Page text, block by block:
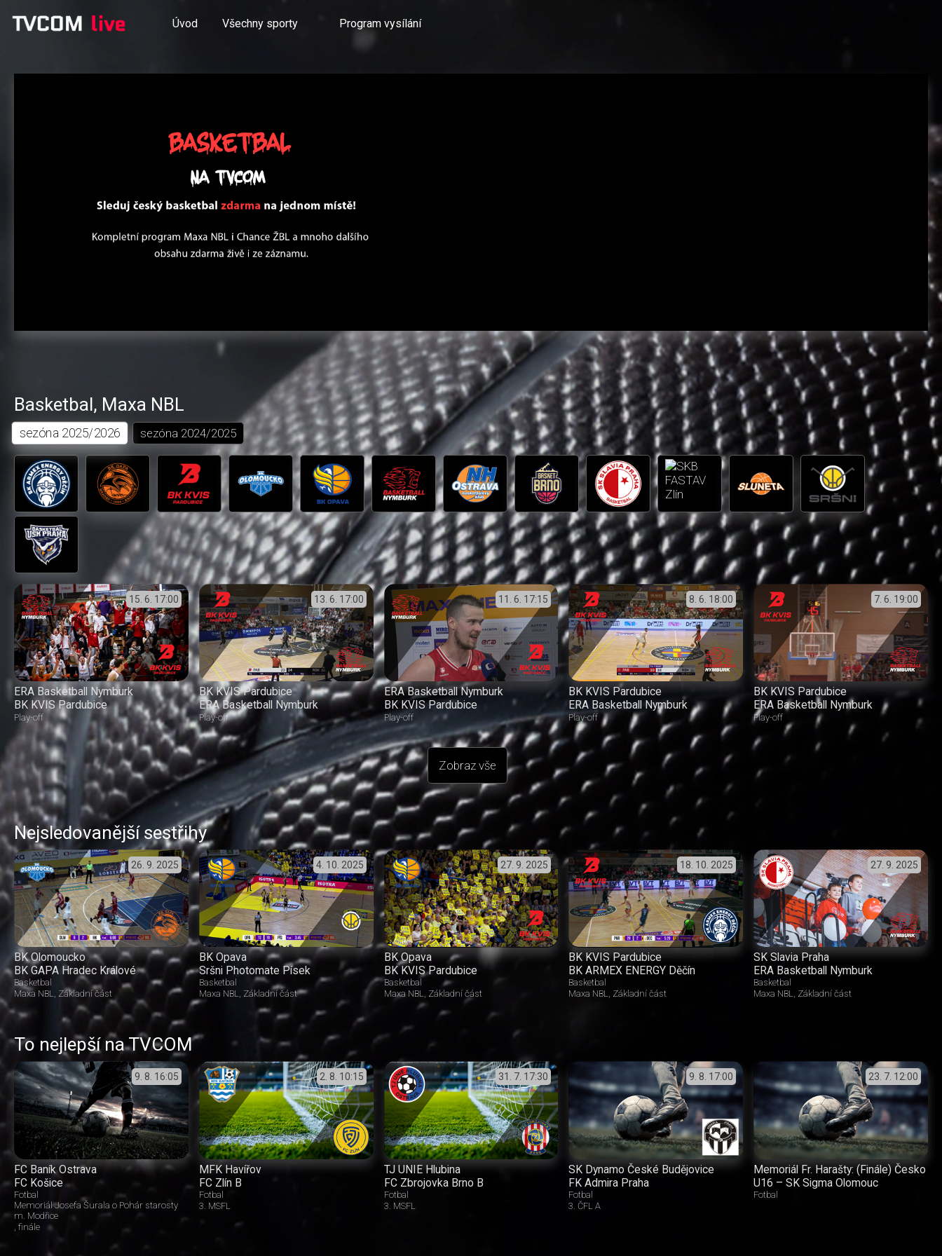
Úvod Všechny sporty Program vysílání
Basketbal, Maxa NBL
sezóna 2025/2026 sezóna 2024/2025
15. 6. 17:00
ERA Basketball Nymburk
BK KVIS Pardubice
Play-off
13. 6. 17:00
BK KVIS Pardubice
ERA Basketball Nymburk
Play-off
11. 6. 17:15
ERA Basketball Nymburk
BK KVIS Pardubice
Play-off
8. 6. 18:00
BK KVIS Pardubice
ERA Basketball Nymburk
Play-off
7. 6. 19:00
BK KVIS Pardubice
ERA Basketball Nymburk
Play-off
Zobraz vše
Nejsledovanější sestřihy
26. 9. 2025
BK Olomoucko
BK GAPA Hradec Králové
Basketbal
Maxa NBL Základní část
4. 10. 2025
BK Opava
Sršni Photomate Písek
Basketbal
Maxa NBL Základní část
27. 9. 2025
BK Opava
BK KVIS Pardubice
Basketbal
Maxa NBL Základní část
18. 10. 2025
BK KVIS Pardubice
BK ARMEX ENERGY Děčín
Basketbal
Maxa NBL Základní část
27. 9. 2025
SK Slavia Praha
ERA Basketball Nymburk
Basketbal
Maxa NBL Základní část
To nejlepší na TVCOM
9. 8. 16:05
FC Baník Ostrava
FC Košice
Fotbal
Memoriál Josefa Šurala o Pohár starosty
m. Modřice
finále
2. 8. 10:15
MFK Havířov
FC Zlín B
Fotbal
3. MSFL
31. 7. 17:30
TJ UNIE Hlubina
FC Zbrojovka Brno B
Fotbal
3. MSFL
9. 8. 17:00
SK Dynamo České Budějovice
FK Admira Praha
Fotbal
3. ČFL A
23. 7. 12:00
Memoriál Fr. Harašty: (Finále) Česko
U16 – SK Sigma Olomouc
Fotbal